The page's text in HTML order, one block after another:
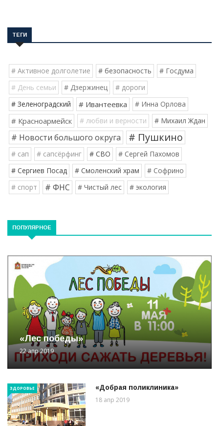
ТЕГИ
# Активное долголетие # безопасность
# Госдума
# День семьи
# Дзержинец
# дороги
# Зеленоградский
# Ивантеевка # Инна Орлова
# Красноармейск # любви и верности # Михаил Ждан
# Новости большого округа # Пушкино
# сап # сапсёрфинг # СВО
# Сергей Пахомов
# Сергиев Посад
# Смоленский храм
# Софрино
# спорт
# ФНС # Чистый лес # экология
ПОПУЛЯРНОЕ
«Лес победы»
22 апр 2019
ЗДОРОВЬЕ «Добрая поликлиника»
18 апр 2019